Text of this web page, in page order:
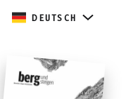
DEUTSCH